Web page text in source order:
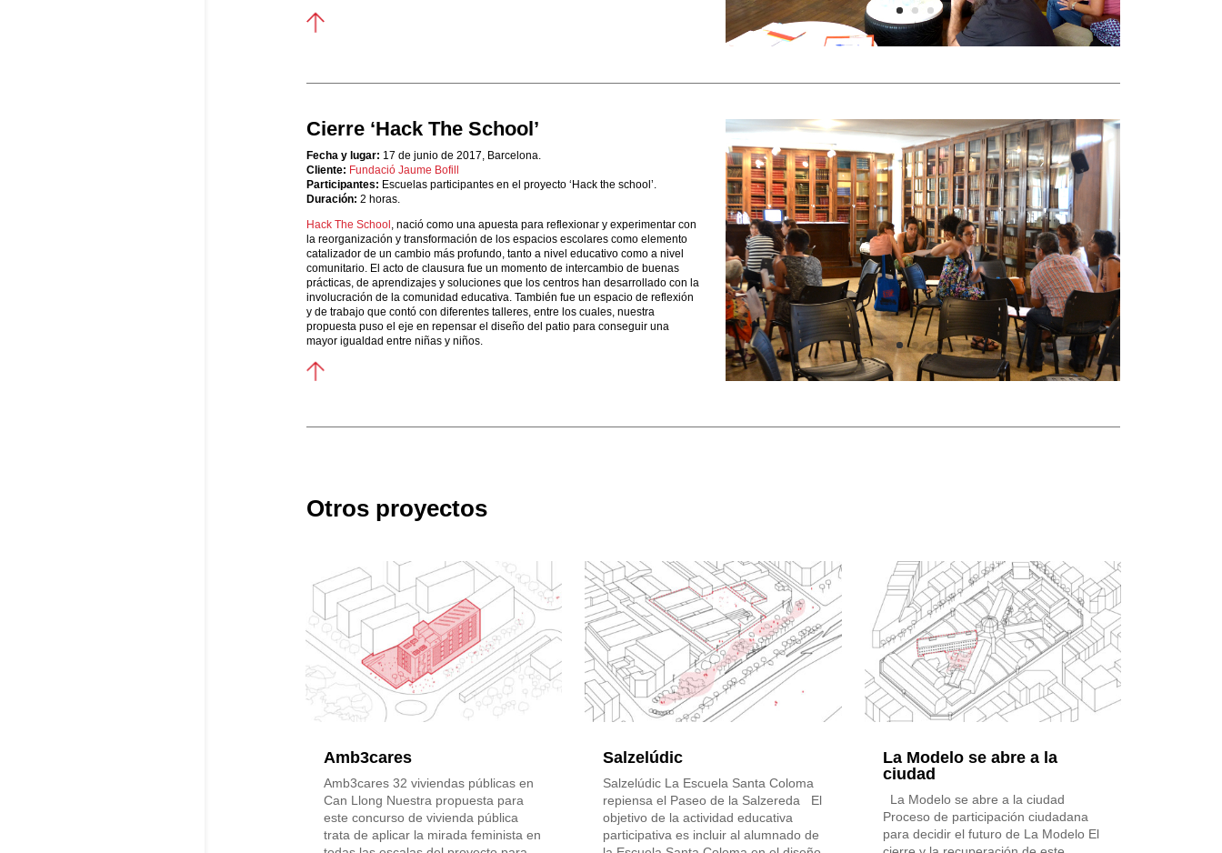
Cierre ‘Hack The School’
Fecha y lugar: 17 de junio de 2017, Barcelona.
Cliente: Fundació Jaume Bofill
Participantes: Escuelas participantes en el proyecto ‘Hack the school’.
Duración: 2 horas.
Hack The School , nació como una apuesta para reflexionar y experimentar con
la reorganización y transformación de los espacios escolares como elemento
catalizador de un cambio más profundo, tanto a nivel educativo como a nivel
comunitario. El acto de clausura fue un momento de intercambio de buenas
prácticas, de aprendizajes y soluciones que los centros han desarrollado con la
involucración de la comunidad educativa. También fue un espacio de reflexión
y de trabajo que contó con diferentes talleres, entre los cuales, nuestra
propuesta puso el eje en repensar el diseño del patio para conseguir una
mayor igualdad entre niñas y niños.
Otros proyectos
Amb3cares
Amb3cares 32 viviendas públicas en
Can Llong Nuestra propuesta para
este concurso de vivienda pública
trata de aplicar la mirada feminista en
Salzelúdic
Salzelúdic La Escuela Santa Coloma
repiensa el Paseo de la Salzereda El
objetivo de la actividad educativa
participativa es incluir al alumnado de
La Modelo se abre a la
ciudad
La Modelo se abre a la ciudad
Proceso de participación ciudadana
para decidir el futuro de La Modelo El